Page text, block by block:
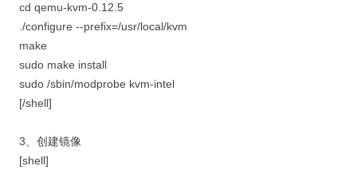
cd qemu-kvm-0.12.5
./configure --prefix=/usr/local/kvm
make
sudo make install
sudo /sbin/modprobe kvm-intel
[/shell]
3、创建镜像
[shell]